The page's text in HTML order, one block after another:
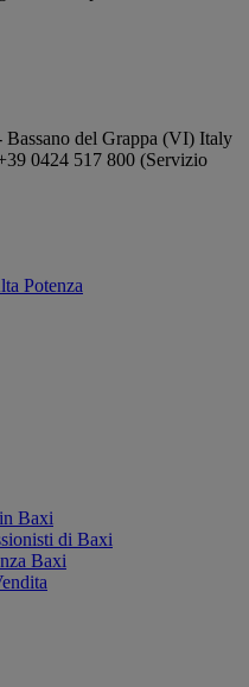
Bassano del Grappa (VI) Italy
0424 517 800 (Servizio
Potenza
Baxi
di Baxi
Baxi